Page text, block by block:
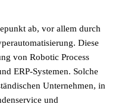
ab, vor allem durch
Diese
von Robotic Process
ERP-Systemen. Solche
Unternehmen, in
und